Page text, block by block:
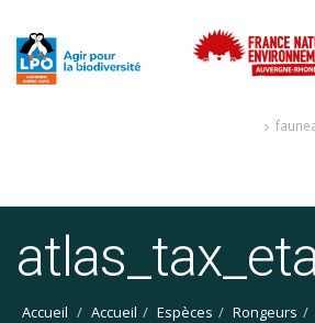
Accueil Accueil Espèces Rongeurs